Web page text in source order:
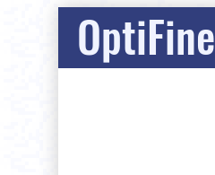
OptiFine